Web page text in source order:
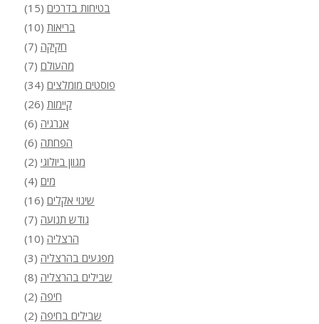
בטיחות בדרכים (15)
בריאות (10)
חקיקה (7)
מהעולם (7)
פוסטים מומלצים (34)
קיימות (26)
אנרגיה (6)
הפחתה (6)
מגוון ביולוגי (2)
מים (4)
שינוי אקלים (16)
גודש תנועה (7)
הרצליה (10)
מפגעים בהרצליה (3)
שבילים בהרצליה (8)
חיפה (2)
שבילים בחיפה (2)